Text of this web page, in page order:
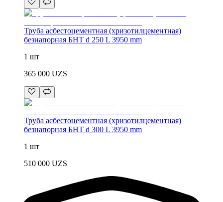
Труба асбестоцементная (хризотилцементная)
безнапорная БНТ d 250 L 3950 mm
1 шт
365 000 UZS
Труба асбестоцементная (хризотилцементная)
безнапорная БНТ d 300 L 3950 mm
1 шт
510 000 UZS